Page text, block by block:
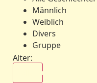
Männlich
Weiblich
Divers
Gruppe
Alter: